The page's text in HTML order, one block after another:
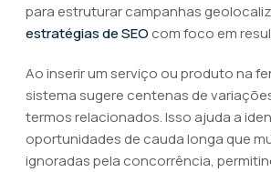
para estruturar campanhas
estratégias de SEO com foco em
Ao inserir um serviço ou produto na
sistema sugere centenas de
termos relacionados. Isso ajuda a
oportunidades de cauda longa que
ignoradas pela concorrência,